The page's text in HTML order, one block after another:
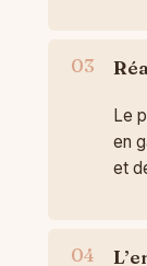
Le
en
et